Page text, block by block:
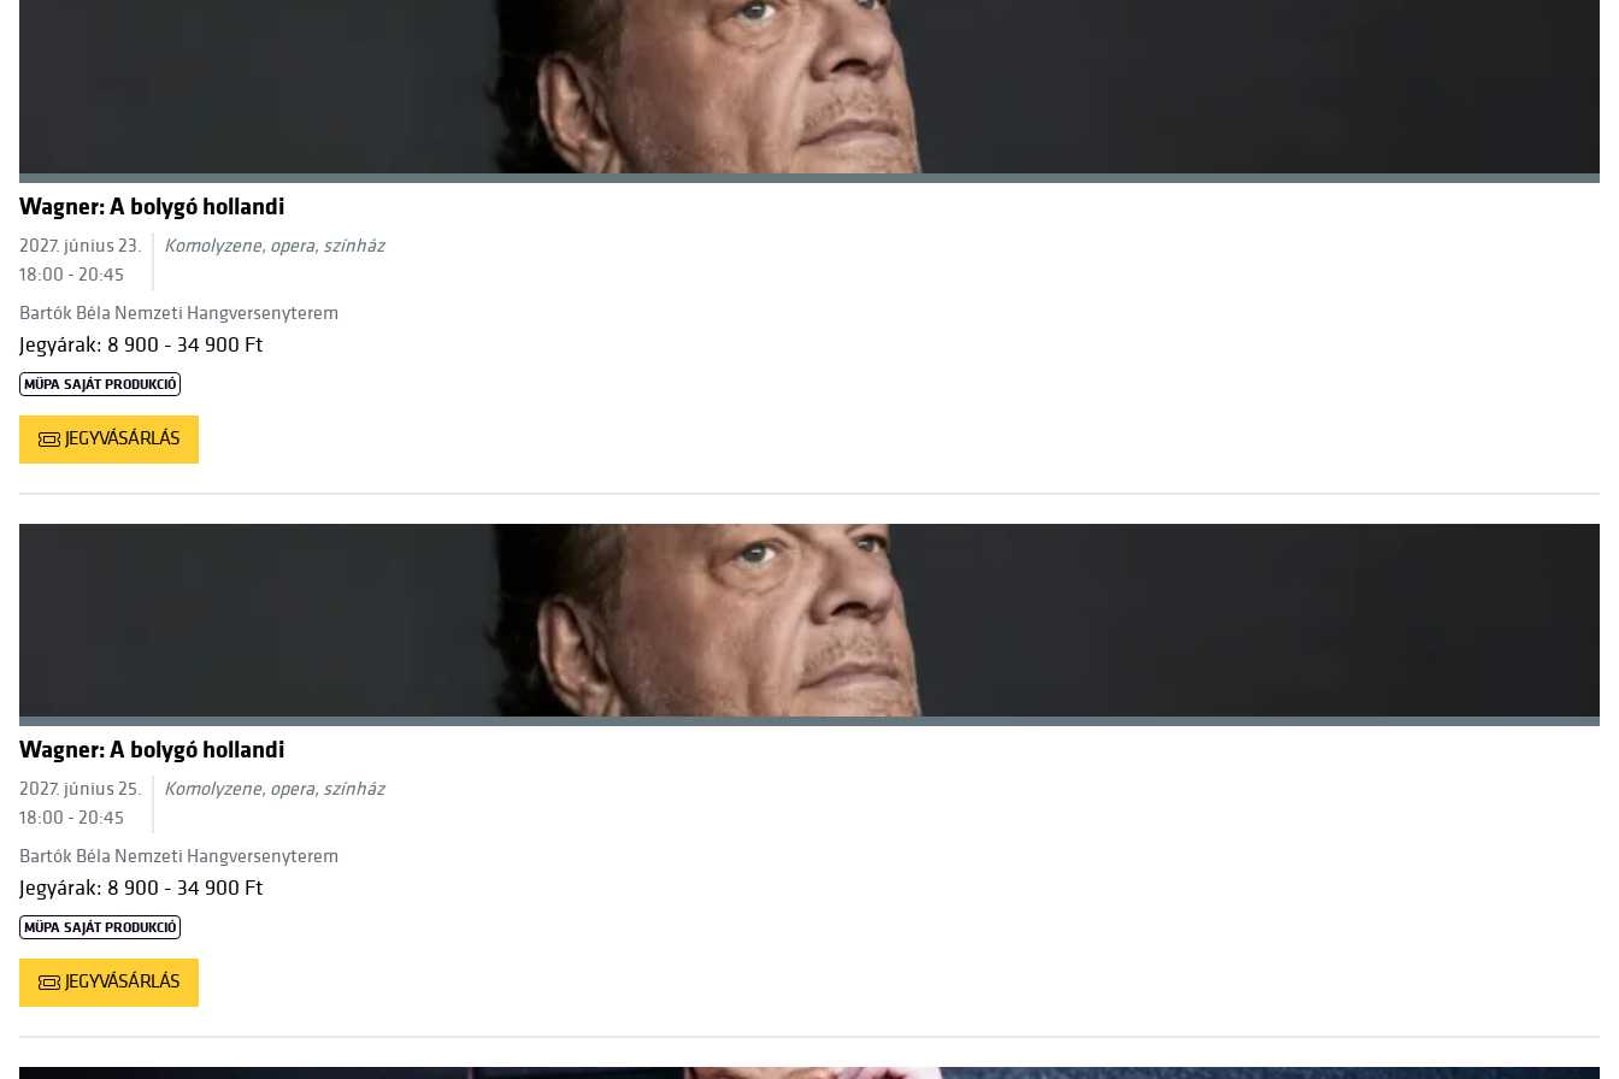
Wagner: A bolygó hollandi
2027. június 23.
18:00 - 20:45
Komolyzene, opera, színház
Bartók Béla Nemzeti Hangversenyterem
Jegyárak: 8 900 - 34 900 Ft
MÜPA SAJÁT PRODUKCIÓ
JEGYVÁSÁRLÁS
Wagner: A bolygó hollandi
2027. június 25.
18:00 - 20:45
Komolyzene, opera, színház
Bartók Béla Nemzeti Hangversenyterem
Jegyárak: 8 900 - 34 900 Ft
MÜPA SAJÁT PRODUKCIÓ
JEGYVÁSÁRLÁS